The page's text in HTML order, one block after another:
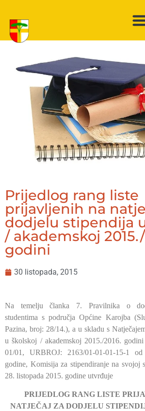
Prijedlog rang liste
prijavljenih na
dodjelu stipendija
/ akademskoj
godini
30 listopada, 2015
Na temelju članka 7. Pravilnika o
studentima s područja Općine Karojba
Pazina, broj: 28/14.), a u skladu s
u školskoj / akademskoj 2015./2016.
01/01, URBROJ: 2163/01-01-01-15-1
godine, Komisija za stipendiranje na svojoj
28. listopada 2015. godine utvrđuje
PRIJEDLOG RANG LISTE
NATJEČAJ ZA DODJELU